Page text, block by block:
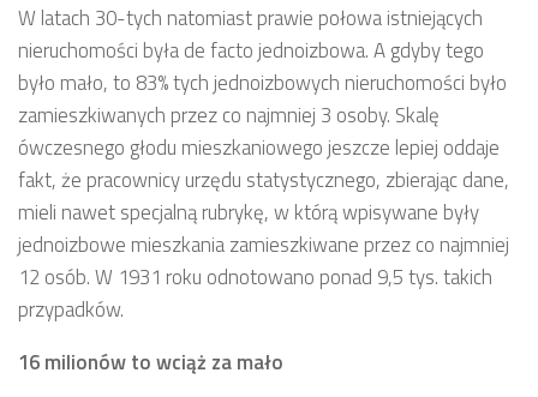
W latach 30-tych natomiast prawie połowa istniejących
nieruchomości była de facto jednoizbowa. A gdyby tego
było mało, to 83% tych jednoizbowych nieruchomości było
zamieszkiwanych przez co najmniej 3 osoby. Skalę
ówczesnego głodu mieszkaniowego jeszcze lepiej oddaje
fakt, że pracownicy urzędu statystycznego, zbierając dane,
mieli nawet specjalną rubrykę, w którą wpisywane były
jednoizbowe mieszkania zamieszkiwane przez co najmniej
12 osób. W 1931 roku odnotowano ponad 9,5 tys. takich
przypadków.
16 milionów to wciąż za mało